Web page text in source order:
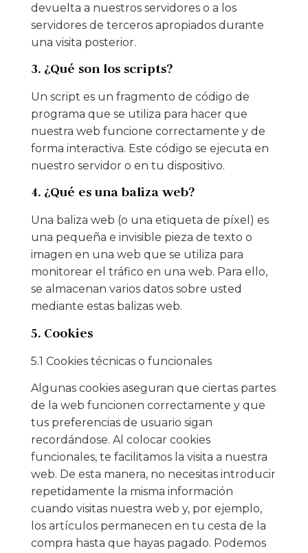
devuelta a nuestros servidores o a los
servidores de terceros apropiados durante
una visita posterior.
3. ¿Qué son los scripts?
Un script es un fragmento de código de
programa que se utiliza para hacer que
nuestra web funcione correctamente y de
forma interactiva. Este código se ejecuta en
nuestro servidor o en tu dispositivo.
4. ¿Qué es una baliza web?
Una baliza web (o una etiqueta de píxel) es
una pequeña e invisible pieza de texto o
imagen en una web que se utiliza para
monitorear el tráfico en una web. Para ello,
se almacenan varios datos sobre usted
mediante estas balizas web.
5. Cookies
5.1 Cookies técnicas o funcionales
Algunas cookies aseguran que ciertas partes
de la web funcionen correctamente y que
tus preferencias de usuario sigan
recordándose. Al colocar cookies
funcionales, te facilitamos la visita a nuestra
web. De esta manera, no necesitas introducir
repetidamente la misma información
cuando visitas nuestra web y, por ejemplo,
los artículos permanecen en tu cesta de la
compra hasta que hayas pagado. Podemos